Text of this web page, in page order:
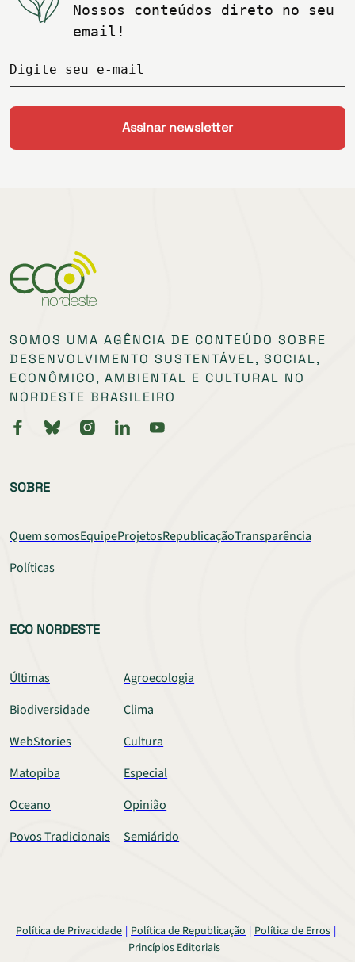
Nossos conteúdos direto no seu
email!
Digite seu e-mail
SOMOS UMA AGÊNCIA DE CONTEÚDO SOBRE
DESENVOLVIMENTO SUSTENTÁVEL, SOCIAL,
ECONÔMICO, AMBIENTAL E CULTURAL NO
NORDESTE BRASILEIRO
SOBRE
Quem somosEquipeProjetosRepublicaçãoTransparência
Políticas
ECO NORDESTE
Últimas
Agroecologia
Biodiversidade
Clima
WebStories
Cultura
Matopiba
Especial
Oceano
Opinião
Povos Tradicionais
Semiárido
Política de Privacidade Política de Republicação
Política de Erros
Princípios Editoriais